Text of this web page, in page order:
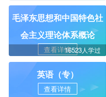
毛泽东思想和中国特色社
会主义理论体系概论
查看详情16523人学过
英语（专）
查看详情